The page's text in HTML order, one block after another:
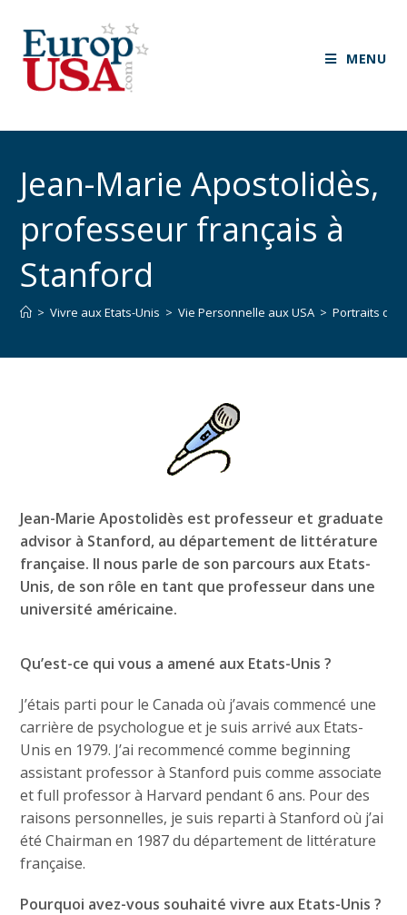
MENU
Jean-Marie Apostolidès,
professeur français à
Stanford
> Vivre aux Etats-Unis > Vie Personnelle aux USA > Portraits
Jean-Marie Apostolidès est professeur et graduate
advisor à Stanford, au département de littérature
française. Il nous parle de son parcours aux Etats-
Unis, de son rôle en tant que professeur dans une
université américaine.
Qu’est-ce qui vous a amené aux Etats-Unis ?
J’étais parti pour le Canada où j’avais commencé une
carrière de psychologue et je suis arrivé aux Etats-
Unis en 1979. J’ai recommencé comme beginning
assistant professor à Stanford puis comme associate
et full professor à Harvard pendant 6 ans. Pour des
raisons personnelles, je suis reparti à Stanford où j’ai
été Chairman en 1987 du département de littérature
française.
Pourquoi avez-vous souhaité vivre aux Etats-Unis ?